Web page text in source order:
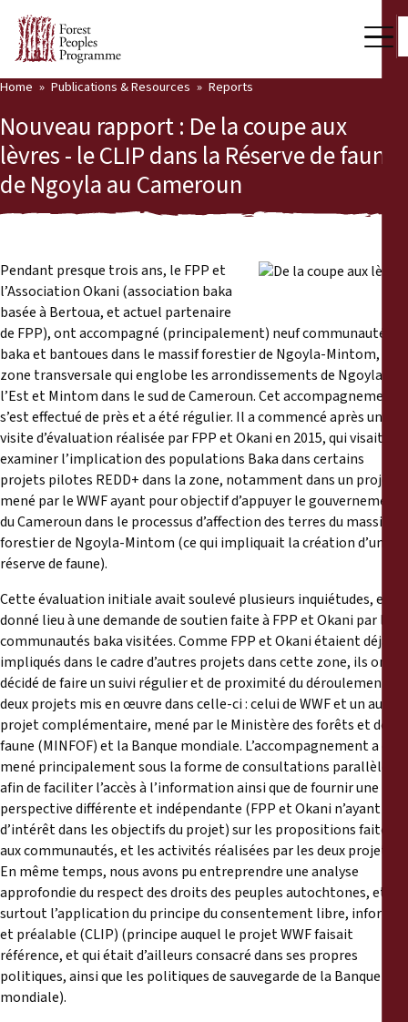
Who we are
Press Room
Support Us
Our Work
Community Voices
Partners & Countries
Publications & Resources
Back
Publications & Resources
News
Reports
Press Releases
Training Materials
Briefing Papers
Legal Submissions
Declarations
Annual Reports
Home Publications & Resources Reports
Nouveau rapport : De la coupe aux
lèvres - le CLIP dans la Réserve de faune
de Ngoyla au Cameroun
Pendant presque trois ans, le FPP et
l’Association Okani (association baka
basée à Bertoua, et actuel partenaire
de FPP), ont accompagné (principalement) neuf communautés
baka et bantoues dans le massif forestier de Ngoyla-Mintom, une
zone transversale qui englobe les arrondissements de Ngoyla à
l’Est et Mintom dans le sud de Cameroun. Cet accompagnement
s’est effectué de près et a été régulier. Il a commencé après une
visite d’évaluation réalisée par FPP et Okani en 2015, qui visait à
examiner l’implication des populations Baka dans certains
projets pilotes REDD+ dans la zone, notamment dans un projet
mené par le WWF ayant pour objectif d’appuyer le gouvernement
du Cameroun dans le processus d’affection des terres du massif
forestier de Ngoyla-Mintom (ce qui impliquait la création d’une
réserve de faune).
Cette évaluation initiale avait soulevé plusieurs inquiétudes, et a
donné lieu à une demande de soutien faite à FPP et Okani par les
communautés baka visitées. Comme FPP et Okani étaient déjà
impliqués dans le cadre d’autres projets dans cette zone, ils ont
décidé de faire un suivi régulier et de proximité du déroulement de
deux projets mis en œuvre dans celle-ci : celui de WWF et un autre
projet complémentaire, mené par le Ministère des forêts et de la
faune (MINFOF) et la Banque mondiale. L’accompagnement a été
mené principalement sous la forme de consultations parallèles
afin de faciliter l’accès à l’information ainsi que de fournir une
perspective différente et indépendante (FPP et Okani n’ayant pas
d’intérêt dans les objectifs du projet) sur les propositions faites
aux communautés, et les activités réalisées par les deux projets.
En même temps, nous avons pu entreprendre une analyse
approfondie du respect des droits des peuples autochtones, et
surtout l’application du principe du consentement libre, informé
et préalable (CLIP) (principe auquel le projet WWF faisait
référence, et qui était d’ailleurs consacré dans ses propres
politiques, ainsi que les politiques de sauvegarde de la Banque
mondiale).